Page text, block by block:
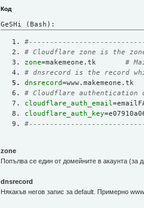
Код
GeSHi (Bash):
# Cloudflare zone is the
zone=makemeone.tk #
# dnsrecord is the record
dnsrecord
# Cloudflare
cloudflare_auth_email
cloudflare_auth_key
zone
Попълва се един от домейните в акаунта (за
dnsrecord
Някакъв негов запис за default. Примерно www.